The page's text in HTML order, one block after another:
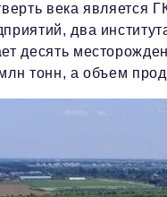
века является
два
десять
тонн, а объем